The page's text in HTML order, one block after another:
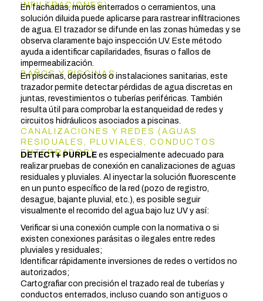
INFILTRACIONES)
En fachadas, muros enterrados o cerramientos, una
solución diluida puede aplicarse para rastrear infiltraciones
de agua. El trazador se difunde en las zonas húmedas y se
observa claramente bajo inspección UV. Este método
ayuda a identificar capilaridades, fisuras o fallos de
impermeabilización.
BAÑOS Y PISCINAS
En piscinas, depósitos o instalaciones sanitarias, este
trazador permite detectar pérdidas de agua discretas en
juntas, revestimientos o tuberías periféricas. También
resulta útil para comprobar la estanqueidad de redes y
circuitos hidráulicos asociados a piscinas.
CANALIZACIONES Y REDES (AGUAS
RESIDUALES, PLUVIALES, CONDUCTOS
ENTERRADOS)
DETECT+ PURPLE es especialmente adecuado para
realizar pruebas de conexión en canalizaciones de aguas
residuales y pluviales. Al inyectar la solución fluorescente
en un punto específico de la red (pozo de registro,
desague, bajante pluvial, etc.), es posible seguir
visualmente el recorrido del agua bajo luz UV y así:
Verificar si una conexión cumple con la normativa o si
existen conexiones parásitas o ilegales entre redes
pluviales y residuales;
Identificar rápidamente inversiones de redes o vertidos no
autorizados;
Cartografiar con precisión el trazado real de tuberías y
conductos enterrados, incluso cuando son antiguos o